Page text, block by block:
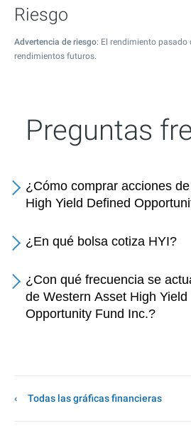
Riesgo
Advertencia de riesgo: El rendimiento pasado
rendimientos futuros.
Preguntas
¿Cómo comprar acciones
High Yield Defined
¿En qué bolsa cotiza HYI?
¿Con qué frecuencia se
de Western Asset High Yield
Opportunity Fund Inc.?
Todas las gráficas financieras